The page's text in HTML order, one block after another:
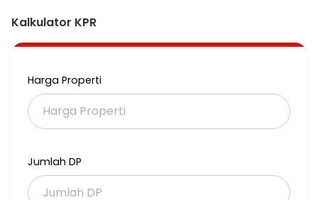
Kalkulator KPR
Harga Properti
Jumlah DP